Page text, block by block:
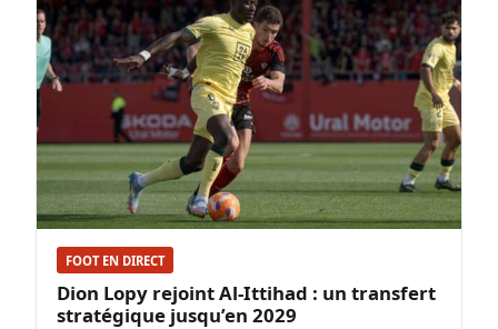
FOOT EN DIRECT
Dion Lopy rejoint Al-Ittihad : un transfert
stratégique jusqu’en 2029